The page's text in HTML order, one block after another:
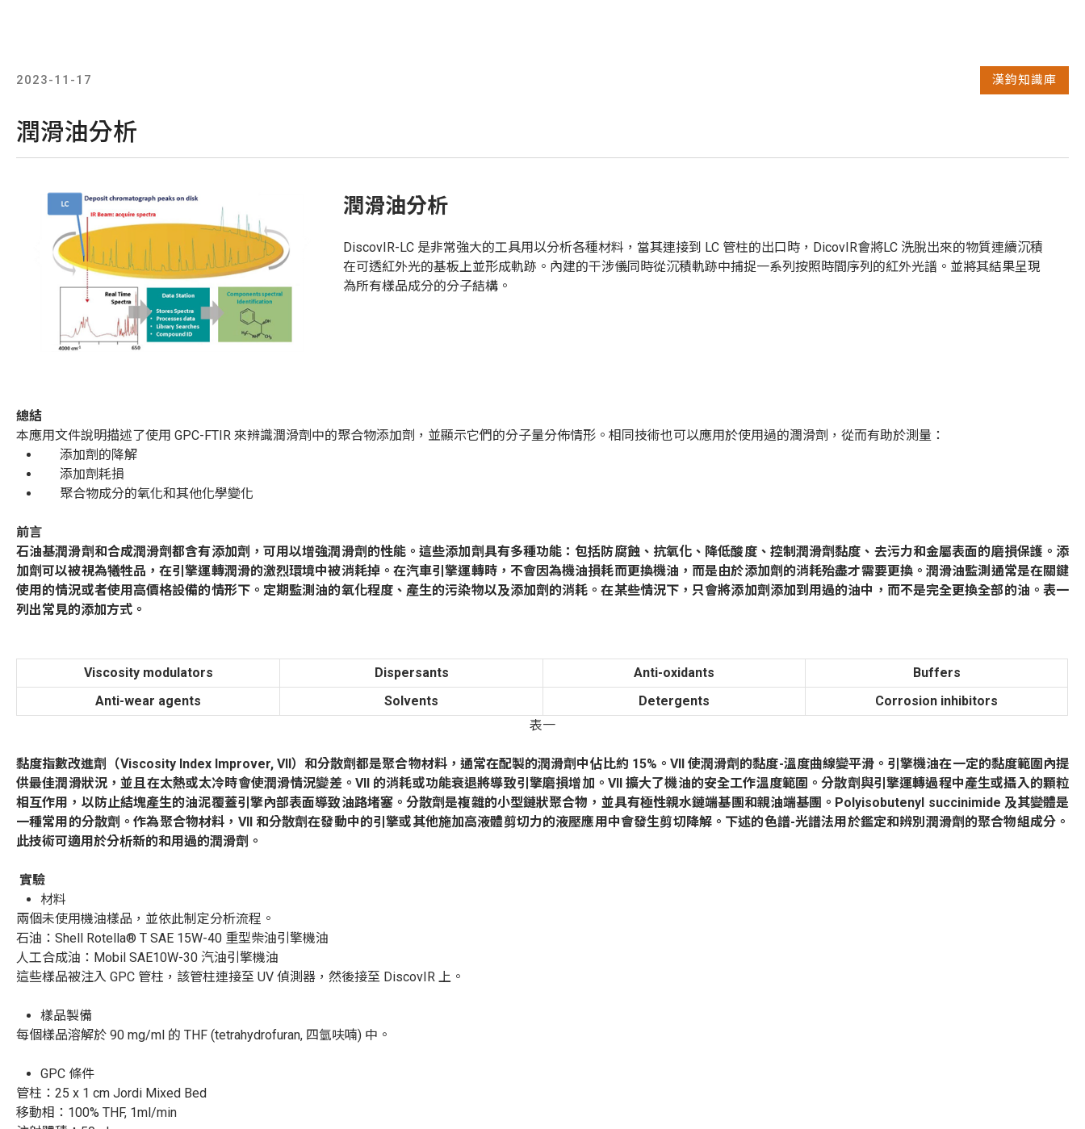
2023-11-17 漢鈞知識庫
潤滑油分析
潤滑油分析
DiscovIR-LC 是非常強大的工具用以分析各種材料，當其連接到 LC 管柱的出口時，DicovIR會將LC 洗脫出來的物質連續沉積
在可透紅外光的基板上並形成軌跡。內建的干涉儀同時從沉積軌跡中捕捉一系列按照時間序列的紅外光譜。並將其結果呈現
為所有樣品成分的分子結構。
總結
本應用文件說明描述了使用 GPC-FTIR 來辨識潤滑劑中的聚合物添加劑，並顯示它們的分子量分佈情形。相同技術也可以應用於使用過的潤滑劑，從而有助於測量：
添加劑的降解
添加劑耗損
聚合物成分的氧化和其他化學變化
前言
石油基潤滑劑和合成潤滑劑都含有添加劑，可用以增強潤滑劑的性能。這些添加劑具有多種功能：包括防腐蝕、抗氧化、降低酸度、控制潤滑劑黏度、去污力和金屬表面的磨損保護。添
加劑可以被視為犧牲品，在引擎運轉潤滑的激烈環境中被消耗掉。在汽車引擎運轉時，不會因為機油損耗而更換機油，而是由於添加劑 的消耗殆盡才需要更換。潤滑油監測通常是在關鍵
使用的情況或者使用高價格設備的情形下。定期監測油的氧化程度、產生的污染物以及添加劑的消耗。在某些情況下，只會將添加劑添加到用過的油中，而不是完全更換全部的油。 表一
列出常見的添加方式。
Viscosity modulators Dispersants Anti-oxidants
Buffers
Anti-wear agents
Solvents Detergents
Corrosion inhibitors
表一
黏度指數改進劑（Viscosity Index Improver, VII ）和分散劑都是聚合物材料，通常在配製的潤滑劑中佔比約 15% 。 VII使潤滑劑的黏度-溫度曲線變平滑。引擎機油在一定的黏度範圍內提
供最佳潤滑狀況，並且在太熱或太冷時會使潤滑情況變差。 VII 的消耗或功能衰退將導致引擎磨損增加。 VII 擴大了機油的安全工作溫度範圍。分散劑與引擎運轉過程中產生或攝入的顆粒
相互作用，以防止結塊產生的油泥覆蓋引擎內部表面導致油路堵塞。分散劑是複雜的小型鏈狀聚合物，並具有極性親水鏈端基團和親油端基團。 Polyisobutenyl succinimide 及其變體是
一種常用的分散劑。作為聚合物材料， VII 和分散劑在發動中的引擎或其他施加高液體剪切力的液壓應用中會發生剪切降解。下述的色譜-光譜法用於鑑定和辨別潤滑劑的聚合物組成分。
此技術可適用於分析新的和用過的潤滑劑。
實驗
材料
兩個未使用機油樣品，並依此制定分析流程。
石油： Shell Rotella® T SAE 15W-40 重型柴油引擎機油
人工合成油： Mobil SAE10W-30 汽油引擎機油
這些樣品被注入 GPC 管柱，該管柱連接至 UV 偵測器，然後接至 DiscovIR 上。
樣品製備
每個樣品溶解於 90 mg/ml 的 THF (tetrahydrofuran, 四氫呋喃) 中。
GPC 條件
管柱： 25 x 1 cm Jordi Mixed Bed
移動相： 100% THF, 1ml/min